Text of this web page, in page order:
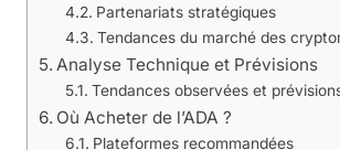
Partenariats stratégiques
Tendances du marché des
Analyse Technique et Prévisions
Tendances observées et
Où Acheter de l’ADA ?
Plateformes recommandées